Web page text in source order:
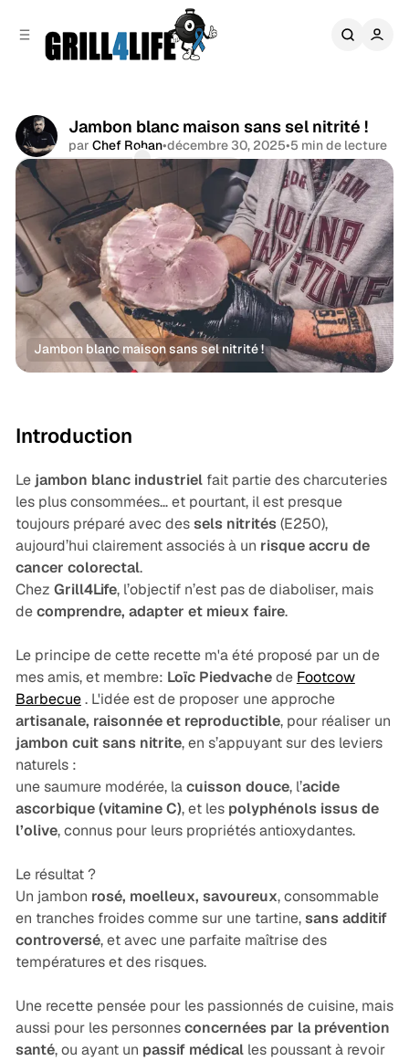
Jambon blanc maison sans sel nitrité !
par Chef Rohan•décembre 30, 2025•5 min de lecture
Commentaires
Partager
Jambon blanc maison sans sel nitrité !
Healthy Recettes Porc Santé
Introduction
Lejambon blanc industrielfait partie des charcuteries
les plus consommées… et pourtant, il est presque
toujours préparé avec dessels nitrités(E250),
aujourd’hui clairement associés à un risque accru de
cancer colorectal.
Chez Grill4Life, l’objectif n’est pas de diaboliser, mais
decomprendre, adapter et mieux faire.
Le principe de cette recette m'a été proposé par un de
mes amis, et membre: Loïc Piedvachede Footcow
Barbecue. L'idée est de proposer une approche
artisanale, raisonnée et reproductible, pour réaliser un
jambon cuit sans nitrite, en s’appuyant sur des leviers
naturels :
une saumure modérée, lacuisson douce, l’acide
ascorbique (vitamine C), et les polyphénols issus de
l’olive, connus pour leurs propriétés antioxydantes.
Le résultat ?
Un jambon rosé, moelleux, savoureux, consommable
en tranches froides comme sur une tartine,sans additif
controversé, et avec une parfaite maîtrise des
températures et des risques.
Une recette pensée pour les passionnés de cuisine, mais
aussi pour les personnesconcernées par la prévention
santé, ou ayant un passif médicalles poussant à revoir